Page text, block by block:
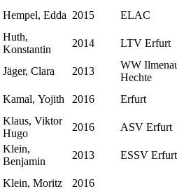
Hempel, Edda 2015 ELAC
Huth,
Konstantin
2014 LTV Erfurt
Jäger, Clara 2013
WW
Hechte
Kamal, Yojith 2016 Erfurt
Klaus, Viktor
Hugo
2016 ASV Erfurt
Klein,
Benjamin
2013 ESSV Erfurt
Klein, Moritz 2016